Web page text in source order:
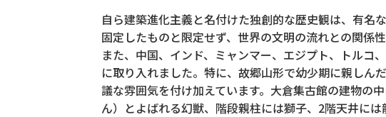
自ら建築進化主義と名付けた独創的な歴史観は、有名
固定したものと限定せず、世界の文明の流れとの関係
また、中国、インド、ミャンマー、エジプト、トルコ
に取り入れました。特に、故郷山形で幼少期に親しん
議な雰囲気を付け加えています。大倉集古館の建物の
ん）とよばれる幻獣、階段親柱には獅子、2階天井には